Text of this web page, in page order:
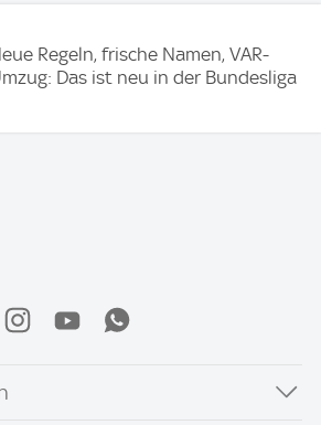
Regeln, frische Namen, VAR-
Das ist neu in der Bundesliga